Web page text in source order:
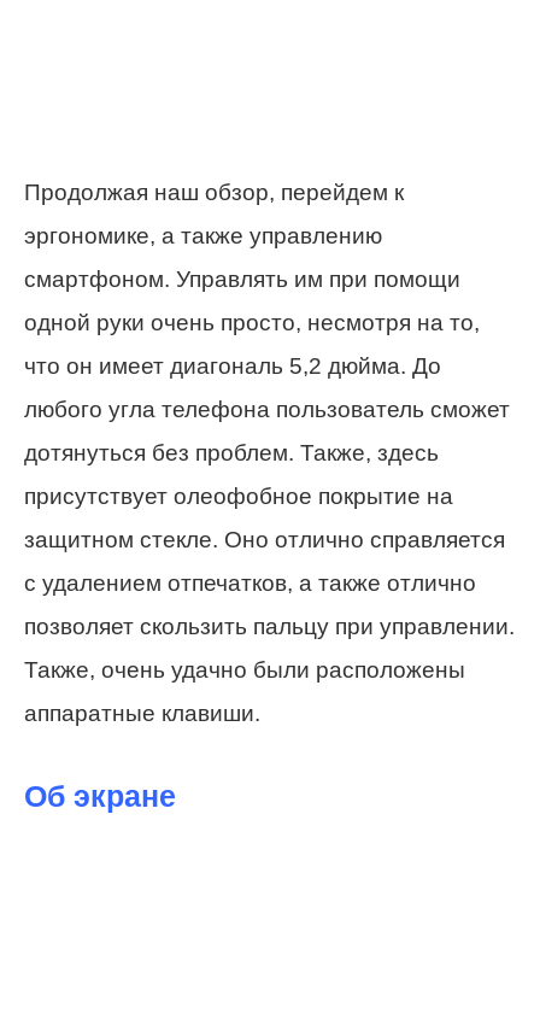
Продолжая наш обзор, перейдем к
эргономике, а также управлению
смартфоном. Управлять им при помощи
одной руки очень просто, несмотря на то,
что он имеет диагональ 5,2 дюйма. До
любого угла телефона пользователь сможет
дотянуться без проблем. Также, здесь
присутствует олеофобное покрытие на
защитном стекле. Оно отлично справляется
с удалением отпечатков, а также отлично
позволяет скользить пальцу при управлении.
Также, очень удачно были расположены
аппаратные клавиши.
Об экране